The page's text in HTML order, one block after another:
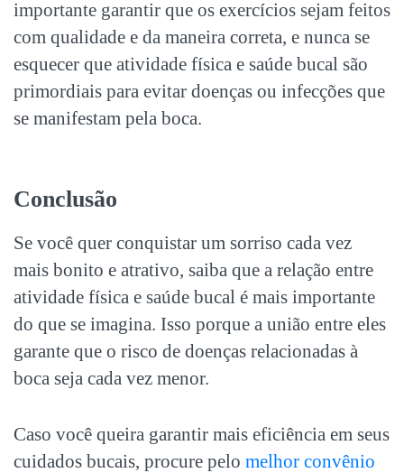
importante garantir que os exercícios sejam feitos
com qualidade e da maneira correta, e nunca se
esquecer que atividade física e saúde bucal são
primordiais para evitar doenças ou infecções que
se manifestam pela boca.
Conclusão
Se você quer conquistar um sorriso cada vez
mais bonito e atrativo, saiba que a relação entre
atividade física e saúde bucal é mais importante
do que se imagina. Isso porque a união entre eles
garante que o risco de doenças relacionadas à
boca seja cada vez menor.
Caso você queira garantir mais eficiência em seus
cuidados bucais, procure pelo melhor convênio